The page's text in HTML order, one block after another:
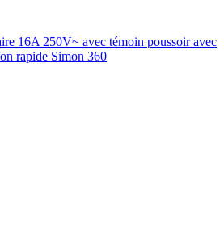
16A 250V~ avec témoin poussoir avec
rapide Simon 360